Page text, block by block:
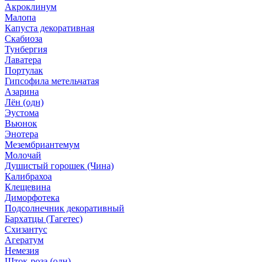
Акроклинум
Малопа
Капуста декоративная
Скабиоза
Тунбергия
Лаватера
Портулак
Гипсофила метельчатая
Азарина
Лён (одн)
Эустома
Вьюнок
Энотера
Мезембриантемум
Молочай
Душистый горошек (Чина)
Калибрахоа
Клещевина
Диморфотека
Подсолнечник декоративный
Бархатцы (Тагетес)
Схизантус
Агератум
Немезия